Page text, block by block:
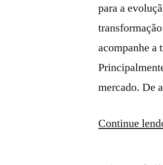
para a
acompanhe a
mercado. De
Continue